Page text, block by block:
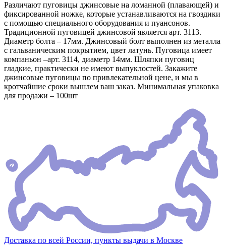
Различают пуговицы джинсовые на ломанной (плавающей) и
фиксированной ножке, которые устанавливаются на гвоздики
с помощью специального оборудования и пуансонов.
Традиционной пуговицей джинсовой является арт. 3113.
Диаметр болта – 17мм. Джинсовый болт выполнен из металла
с гальваническим покрытием, цвет латунь. Пуговица имеет
компаньон –арт. 3114, диаметр 14мм. Шляпки пуговиц
гладкие, практически не имеют выпуклостей. Закажите
джинсовые пуговицы по привлекательной цене, и мы в
кротчайшие сроки вышлем ваш заказ. Минимальная упаковка
для продажи – 100шт
Доставка по всей России, пункты выдачи в Москве